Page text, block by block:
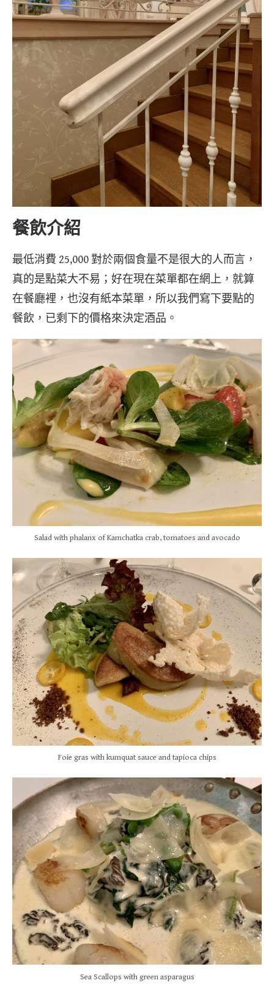
餐飲介紹
最低消費 25,000 對於兩個食量不是很大的人而言，
真的是點菜大不易；好在現在菜單都在網上，就算
在餐廳裡，也沒有紙本菜單，所以我們寫下要點的
餐飲，已剩下的價格來決定酒品。
Salad with phalanx of Kamchatka crab, tomatoes and avocado
Foie gras with kumquat sauce and tapioca chips
Sea Scallops with green asparagus